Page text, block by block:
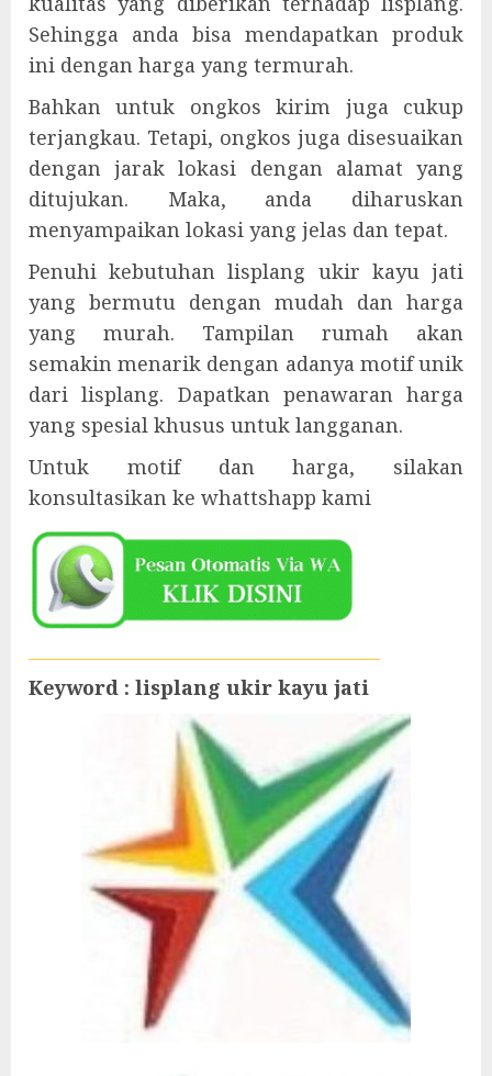
Sehingga anda bisa mendapatkan produk
ini dengan harga yang termurah.
Bahkan untuk ongkos kirim juga cukup
terjangkau. Tetapi, ongkos juga disesuaikan
dengan jarak lokasi dengan alamat yang
ditujukan. Maka, anda diharuskan
menyampaikan lokasi yang jelas dan tepat.
Penuhi kebutuhan lisplang ukir kayu jati
yang bermutu dengan mudah dan harga
yang murah. Tampilan rumah akan
semakin menarik dengan adanya motif unik
dari lisplang. Dapatkan penawaran harga
yang spesial khusus untuk langganan.
Untuk motif dan harga, silakan
konsultasikan ke whattshapp kami
Keyword : lisplang ukir kayu jati